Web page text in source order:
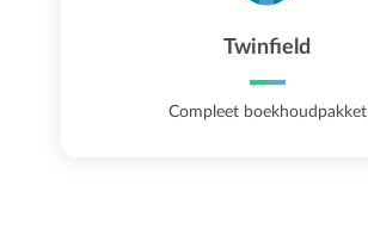
Twinfield
Compleet boekhoudpakket